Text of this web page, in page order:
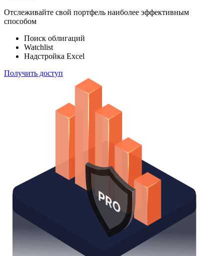
Отслеживайте свой портфель наиболее эффективным
способом
Поиск облигаций
Watchlist
Надстройка Excel
Получить доступ